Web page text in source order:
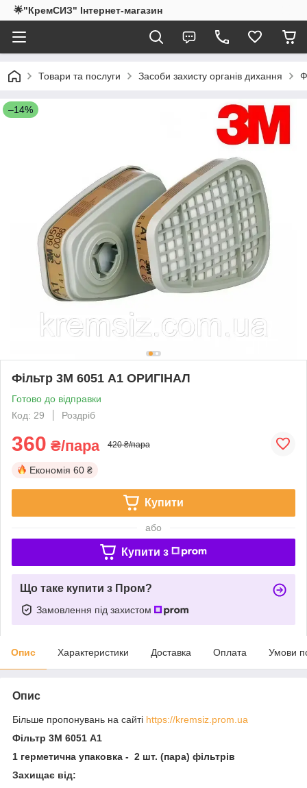
🌟"КремСИЗ" Інтернет-магазин
Товари та послуги Засоби захисту органів дихання
–14%
Фільтр 3М 6051 А1 ОРИГІНАЛ
Готово до відправки
Код: 29
Роздріб
360 ₴/пара 420 ₴/пара
Економія 60 ₴
Купити
або
Купити з
Що таке купити з Пром?
Замовлення під захистом
Опис Характеристики Доставка Оплата Умови
Опис
Більше пропонувань на сайті https://kremsiz.prom.ua
Фільтр 3М 6051 А1
1 герметична упаковка - 2 шт. (пара) фільтрів
Захищає від: